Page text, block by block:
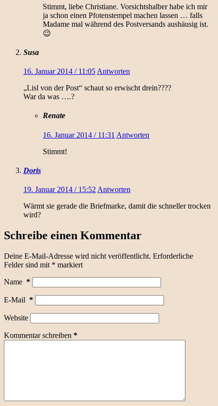
Stimmt, liebe Christiane. Vorsichtshalber habe ich mir
ja schon einen Pfotenstempel machen lassen … falls
Madame mal während des Postversands aushäusig ist.
😉
Susa
16. Januar 2014 / 11:05 Antworten
„Lisl von der Post“ schaut so erwischt drein????
War da was ….?
Renate
16. Januar 2014 / 11:31 Antworten
Stimmt!
Doris
19. Januar 2014 / 15:52 Antworten
Wärmt sie gerade die Briefmarke, damit die schneller trocken
wird?
Schreibe einen Kommentar
Deine E-Mail-Adresse wird nicht veröffentlicht. Erforderliche
Felder sind mit * markiert
Name *
E-Mail *
Website
Kommentar schreiben *